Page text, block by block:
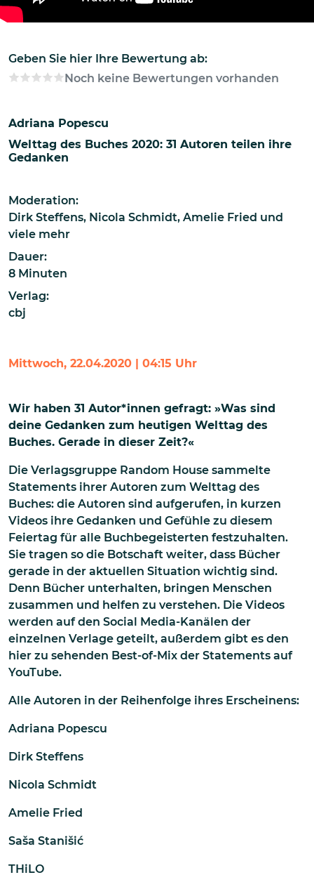
Geben Sie hier Ihre Bewertung ab:
Noch keine Bewertungen vorhanden
Adriana Popescu
Welttag des Buches 2020: 31 Autoren teilen ihre
Gedanken
Moderation:
Dirk Steffens, Nicola Schmidt, Amelie Fried und
viele mehr
Dauer:
8 Minuten
Verlag:
cbj
Mittwoch, 22.04.2020 | 04:15 Uhr
Wir haben 31 Autor*innen gefragt: »Was sind
deine Gedanken zum heutigen Welttag des
Buches. Gerade in dieser Zeit?«
Die Verlagsgruppe Random House sammelte
Statements ihrer Autoren zum Welttag des
Buches: die Autoren sind aufgerufen, in kurzen
Videos ihre Gedanken und Gefühle zu diesem
Feiertag für alle Buchbegeisterten festzuhalten.
Sie tragen so die Botschaft weiter, dass Bücher
gerade in der aktuellen Situation wichtig sind.
Denn Bücher unterhalten, bringen Menschen
zusammen und helfen zu verstehen. Die Videos
werden auf den Social Media-Kanälen der
einzelnen Verlage geteilt, außerdem gibt es den
hier zu sehenden Best-of-Mix der Statements auf
YouTube.
Alle Autoren in der Reihenfolge ihres Erscheinens:
Adriana Popescu
Dirk Steffens
Nicola Schmidt
Amelie Fried
Saša Stanišić
THiLO